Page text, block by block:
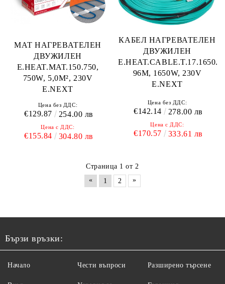
МАТ НАГРЕВАТЕЛЕН
ДВУЖИЛЕН
E.HEAT.MAT.150.750,
750W, 5,0M², 230V
E.NEXT
Цена без ДДС:
€129.87 254.00 лв
Цена с ДДС:
€155.84 304.80 лв
КАБЕЛ НАГРЕВАТЕЛЕН
ДВУЖИЛЕН
E.HEAT.CABLE.T.17.1650.
96M, 1650W, 230V
E.NEXT
Цена без ДДС:
€142.14 278.00 лв
Цена с ДДС:
€170.57 333.61 лв
Страница 1 от 2
«
1 2 »
Бързи връзки:
Начало Чести въпроси Разширено търсене